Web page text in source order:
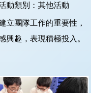
動類別：其他活動
立團隊工作的重要性，
興趣，表現積極投入。